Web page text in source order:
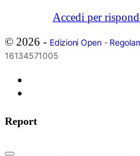
Accedi per
© 2026 - Edizioni Open-
16134571005
Report